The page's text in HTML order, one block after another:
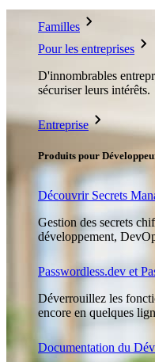
Familles
Pour les entreprises
D'innombrables
sécuriser leurs intérêts.
Entreprise
Produits pour
Découvrir Secrets
Gestion des secrets
développement,
Passwordless.dev et
Déverrouillez les
encore en quelques
Documentation du